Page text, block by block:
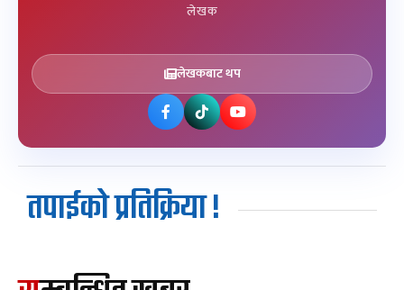
लेखक
लेखकबाट थप
तपाईको प्रतिक्रिया !